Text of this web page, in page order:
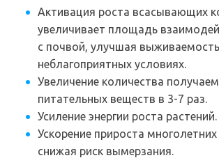
Активация роста всасывающих
увеличивает площадь
с почвой, улучшая
неблагоприятных условиях.
Увеличение количества
питательных веществ в 3-7 раз.
Усиление энергии роста растений.
Ускорение прироста многолетних
снижая риск вымерзания.